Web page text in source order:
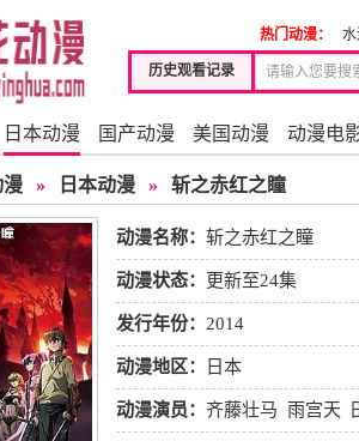
历史观看记录
热门动漫：
日本动漫 国产动漫 美国动漫 动漫电
漫 » 日本动漫 » 斩之赤红之瞳
动漫名称： 斩之赤红之瞳
动漫状态： 更新至24集
发行年份： 2014
动漫地区： 日本
动漫演员： 齐藤壮马 雨宫天